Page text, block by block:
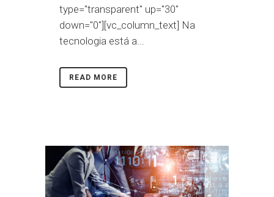
type="transparent" up="30"
down="0"][vc_column_text] Na
tecnologia está a...
READ MORE